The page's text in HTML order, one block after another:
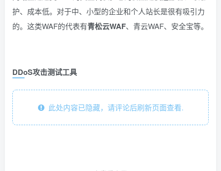
护、成本低。对于中、小型的企业和个人站长是很有吸引力
的。这类WAF的代表有青松云WAF、青云WAF、安全宝等。
DDoS攻击测试工具
此处内容已隐藏，请评论后刷新页面查看.